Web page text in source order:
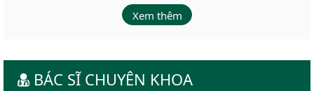
Xem thêm
BÁC SĨ CHUYÊN KHOA